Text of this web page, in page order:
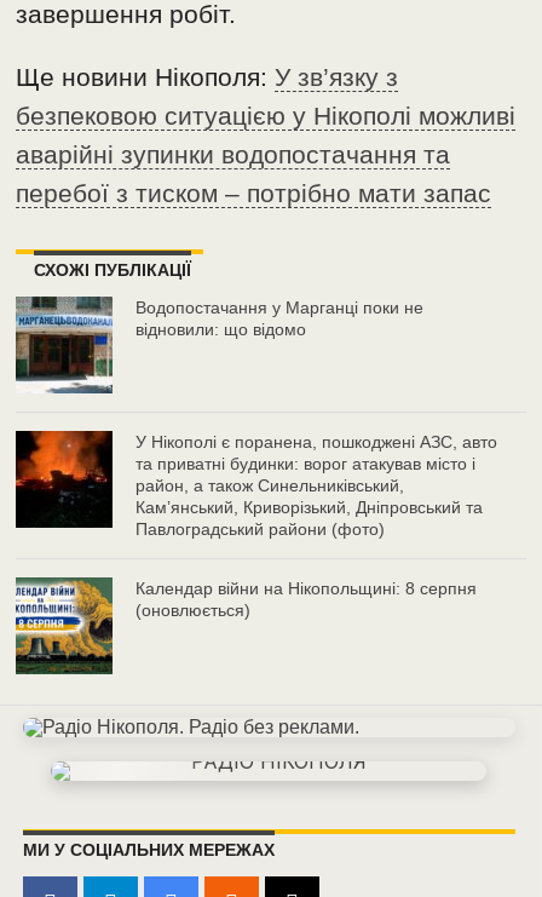
завершення робіт.
Ще новини Нікополя:У зв’язку з
безпековою ситуацією у Нікополі можливі
аварійні зупинки водопостачання та
перебої з тиском – потрібно мати запас
СХОЖІ ПУБЛІКАЦІЇ
Водопостачання у Марганці поки не
відновили: що відомо
У Нікополі є поранена, пошкоджені АЗС, авто
та приватні будинки: ворог атакував місто і
район, а також Синельниківський,
Камʼянський, Криворізький, Дніпровський та
Павлоградський райони (фото)
Календар війни на Нікопольщині: 8 серпня
(оновлюється)
МИ У СОЦІАЛЬНИХ МЕРЕЖАХ